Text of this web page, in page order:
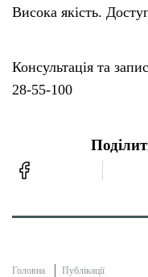
Висока якість.
Консультація та
28-55-100
Головна Публікації